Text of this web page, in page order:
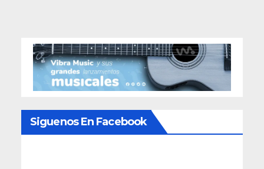
Siguenos En Facebook